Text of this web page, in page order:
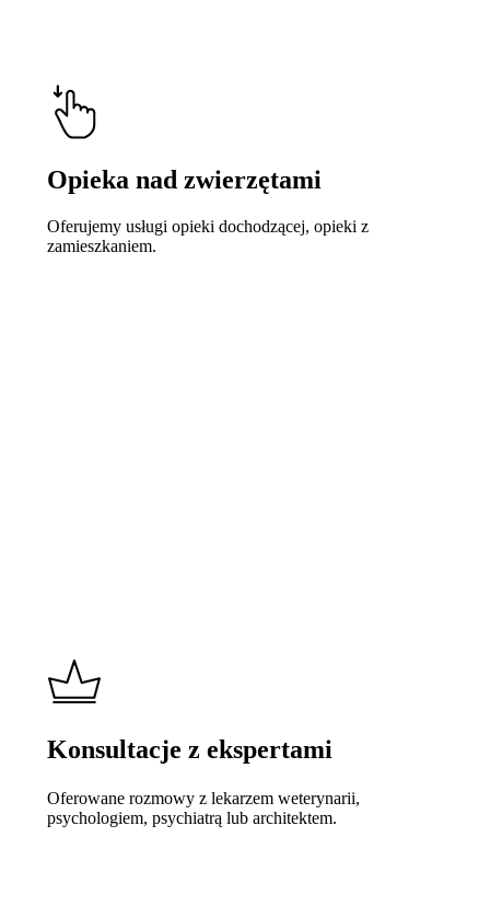
Opieka nad zwierzętami
Oferujemy usługi opieki dochodzącej, opieki z
zamieszkaniem.
Konsultacje z ekspertami
Oferowane rozmowy z lekarzem weterynarii,
psychologiem, psychiatrą lub architektem.